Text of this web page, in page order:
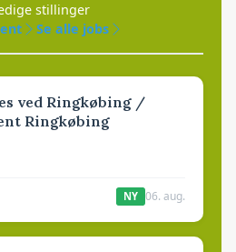
stillinger
Se alle jobs
ved Ringkøbing /
Ringkøbing
NY 06. aug.